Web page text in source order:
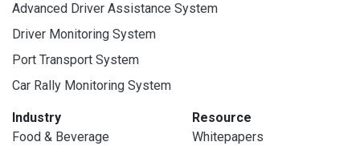
Advanced Driver Assistance System
Driver Monitoring System
Port Transport System
Car Rally Monitoring System
Industry
Food & Beverage
Resource
Whitepapers